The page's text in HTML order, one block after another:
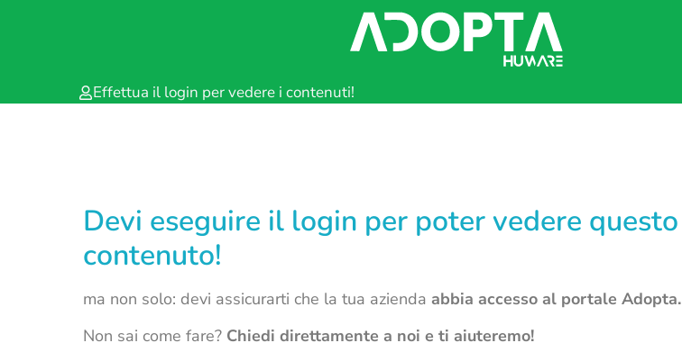
Effettua il login per vedere i contenuti!
Devi eseguire il login per poter vedere questo
contenuto!
ma non solo: devi assicurarti che la tua azienda abbia accesso al portale Adopta.
Non sai come fare? Chiedi direttamente a noi e ti aiuteremo!